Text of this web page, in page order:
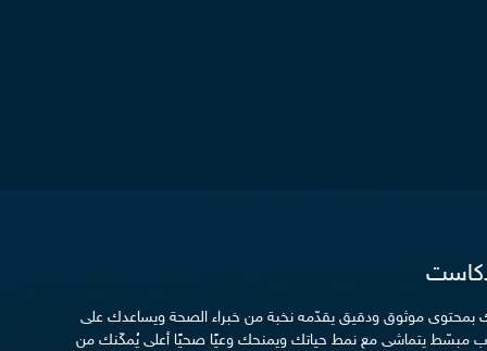
بمحتوى موثوق ودقيق يقدّمه نخبة من خبراء الصحة ويساعدك على
مبسّط يتماشى مع نمط حياتك ويمنحك وعيًا صحيًا أعلى يُمكّنك من